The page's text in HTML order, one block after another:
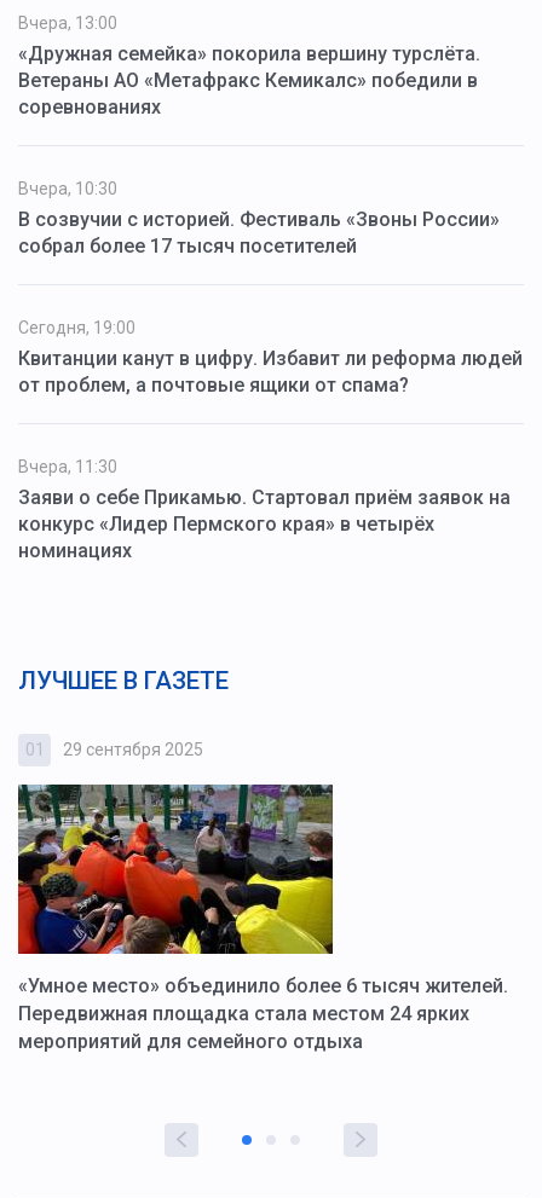
Вчера, 13:00
«Дружная семейка» покорила вершину турслёта.
Ветераны АО «Метафракс Кемикалс» победили в
соревнованиях
Вчера, 10:30
В созвучии с историей. Фестиваль «Звоны России»
собрал более 17 тысяч посетителей
Сегодня, 19:00
Квитанции канут в цифру. Избавит ли реформа людей
от проблем, а почтовые ящики от спама?
Вчера, 11:30
Заяви о себе Прикамью. Стартовал приём заявок на
конкурс «Лидер Пермского края» в четырёх
номинациях
ЛУЧШЕЕ В ГАЗЕТЕ
01 29 сентября 2025
«Умное место» объединило более 6 тысяч жителей.
Передвижная площадка стала местом 24 ярких
мероприятий для семейного отдыха